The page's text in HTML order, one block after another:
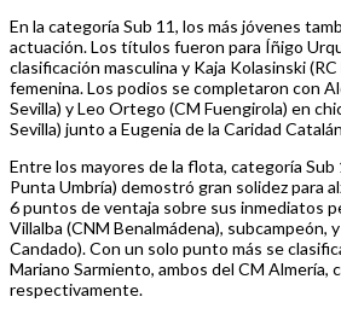
En la categoría Sub 11, los más jóvenes
actuación. Los títulos fueron para Íñigo
clasificación masculina y Kaja Kolasinski
femenina. Los podios se completaron con
Sevilla) y Leo Ortego (CM Fuengirola) en
Sevilla) junto a Eugenia de la Caridad
Entre los mayores de la flota, categoría
Punta Umbría) demostró gran solidez para
6 puntos de ventaja sobre sus inmediatos
Villalba (CNM Benalmádena), subcampeón,
Candado). Con un solo punto más se
Mariano Sarmiento, ambos del CM Almería,
respectivamente.